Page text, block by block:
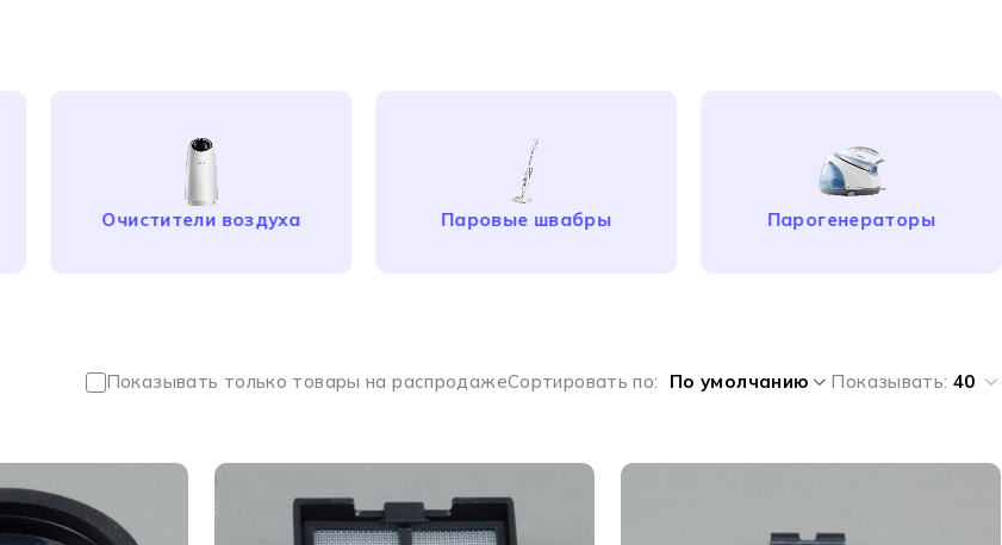
Очистители воздуха Паровые швабры Парогенераторы
Показывать только товары на распродажеСортировать по По умолчанию Показывать: 40